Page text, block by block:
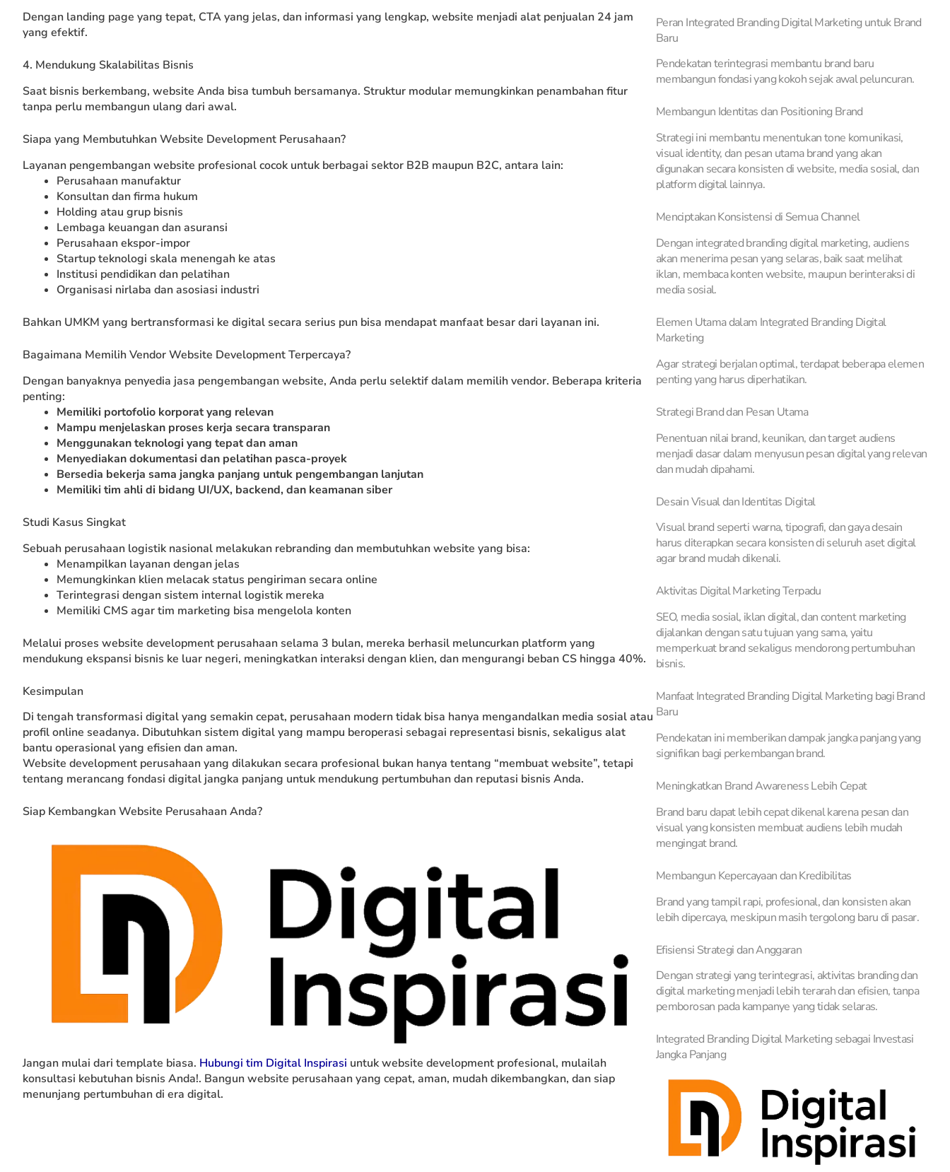
Dengan landing page yang tepat, CTA yang jelas, dan informasi yang lengkap, website menjadi alat penjualan 24 jam
yang efektif.
4. Mendukung Skalabilitas Bisnis
Saat bisnis berkembang, website Anda bisa tumbuh bersamanya. Struktur modular memungkinkan penambahan fitur
tanpa perlu membangun ulang dari awal.
Siapa yang Membutuhkan Website Development Perusahaan?
Layanan pengembangan website profesional cocok untuk berbagai sektor B2B maupun B2C, antara lain:
Perusahaan manufaktur
Konsultan dan firma hukum
Holding atau grup bisnis
Lembaga keuangan dan asuransi
Perusahaan ekspor-impor
Startup teknologi skala menengah ke atas
Institusi pendidikan dan pelatihan
Organisasi nirlaba dan asosiasi industri
Bahkan UMKM yang bertransformasi ke digital secara serius pun bisa mendapat manfaat besar dari layanan ini.
Bagaimana Memilih Vendor Website Development Terpercaya?
Dengan banyaknya penyedia jasa pengembangan website, Anda perlu selektif dalam memilih vendor. Beberapa kriteria
penting:
Memiliki portofolio korporat yang relevan
Mampu menjelaskan proses kerja secara transparan
Menggunakan teknologi yang tepat dan aman
Menyediakan dokumentasi dan pelatihan pasca-proyek
Bersedia bekerja sama jangka panjang untuk pengembangan lanjutan
Memiliki tim ahli di bidang UI/UX, backend, dan keamanan siber
Studi Kasus Singkat
Sebuah perusahaan logistik nasional melakukan rebranding dan membutuhkan website yang bisa:
Menampilkan layanan dengan jelas
Memungkinkan klien melacak status pengiriman secara online
Terintegrasi dengan sistem internal logistik mereka
Memiliki CMS agar tim marketing bisa mengelola konten
Melalui proses website development perusahaan selama 3 bulan, mereka berhasil meluncurkan platform yang
mendukung ekspansi bisnis ke luar negeri, meningkatkan interaksi dengan klien, dan mengurangi beban CS hingga 40%.
Kesimpulan
Di tengah transformasi digital yang semakin cepat, perusahaan modern tidak bisa hanya mengandalkan media sosial atau
profil online seadanya. Dibutuhkan sistem digital yang mampu beroperasi sebagai representasi bisnis, sekaligus alat
bantu operasional yang efisien dan aman.
Website development perusahaan yang dilakukan secara profesional bukan hanya tentang “membuat website”, tetapi
tentang merancang fondasi digital jangka panjang untuk mendukung pertumbuhan dan reputasi bisnis Anda.
Siap Kembangkan Website Perusahaan Anda?
Jangan mulai dari template biasa. Hubungi tim Digital Inspirasi untuk website development profesional, mulailah
konsultasi kebutuhan bisnis Anda!. Bangun website perusahaan yang cepat, aman, mudah dikembangkan, dan siap
menunjang pertumbuhan di era digital.
Peran Integrated Branding Digital Marketing untuk Brand
Baru
Pendekatan terintegrasi membantu brand baru
membangun fondasi yang kokoh sejak awal peluncuran.
Membangun Identitas dan Positioning Brand
Strategi ini membantu menentukan tone komunikasi,
visual identity, dan pesan utama brand yang akan
digunakan secara konsisten di website, media sosial, dan
platform digital lainnya.
Menciptakan Konsistensi di Semua Channel
Dengan integrated branding digital marketing, audiens
akan menerima pesan yang selaras, baik saat melihat
iklan, membaca konten website, maupun berinteraksi di
media sosial.
Elemen Utama dalam Integrated Branding Digital
Marketing
Agar strategi berjalan optimal, terdapat beberapa elemen
penting yang harus diperhatikan.
Strategi Brand dan Pesan Utama
Penentuan nilai brand, keunikan, dan target audiens
menjadi dasar dalam menyusun pesan digital yang relevan
dan mudah dipahami.
Desain Visual dan Identitas Digital
Visual brand seperti warna, tipografi, dan gaya desain
harus diterapkan secara konsisten di seluruh aset digital
agar brand mudah dikenali.
Aktivitas Digital Marketing Terpadu
SEO, media sosial, iklan digital, dan content marketing
dijalankan dengan satu tujuan yang sama, yaitu
memperkuat brand sekaligus mendorong pertumbuhan
bisnis.
Manfaat Integrated Branding Digital Marketing bagi Brand
Baru
Pendekatan ini memberikan dampak jangka panjang yang
signifikan bagi perkembangan brand.
Meningkatkan Brand Awareness Lebih Cepat
Brand baru dapat lebih cepat dikenal karena pesan dan
visual yang konsisten membuat audiens lebih mudah
mengingat brand.
Membangun Kepercayaan dan Kredibilitas
Brand yang tampil rapi, profesional, dan konsisten akan
lebih dipercaya, meskipun masih tergolong baru di pasar.
Efisiensi Strategi dan Anggaran
Dengan strategi yang terintegrasi, aktivitas branding dan
digital marketing menjadi lebih terarah dan efisien, tanpa
pemborosan pada kampanye yang tidak selaras.
Integrated Branding Digital Marketing sebagai Investasi
Jangka Panjang